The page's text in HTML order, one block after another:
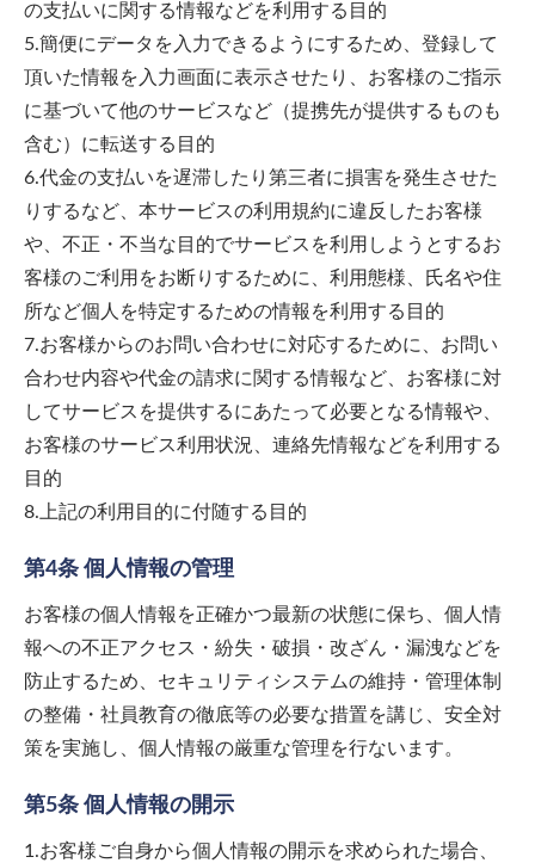
の支払いに関する情報などを利用する目的
5.簡便にデータを入力できるようにするため、登録して
頂いた情報を入力画面に表示させたり、お客様のご指示
に基づいて他のサービスなど（提携先が提供するものも
含む）に転送する目的
6.代金の支払いを遅滞したり第三者に損害を発生させた
りするなど、本サービスの利用規約に違反したお客様
や、不正・不当な目的でサービスを利用しようとするお
客様のご利用をお断りするために、利用態様、氏名や住
所など個人を特定するための情報を利用する目的
7.お客様からのお問い合わせに対応するために、お問い
合わせ内容や代金の請求に関する情報など、お客様に対
してサービスを提供するにあたって必要となる情報や、
お客様のサービス利用状況、連絡先情報などを利用する
目的
8.上記の利用目的に付随する目的
第4条 個人情報の管理
お客様の個人情報を正確かつ最新の状態に保ち、個人情
報への不正アクセス・紛失・破損・改ざん・漏洩などを
防止するため、セキュリティシステムの維持・管理体制
の整備・社員教育の徹底等の必要な措置を講じ、安全対
策を実施し、個人情報の厳重な管理を行ないます。
第5条 個人情報の開示
1.お客様ご自身から個人情報の開示を求められた場合、